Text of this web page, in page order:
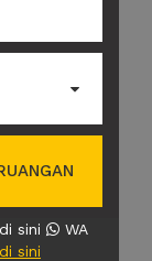
sini
WA
sini